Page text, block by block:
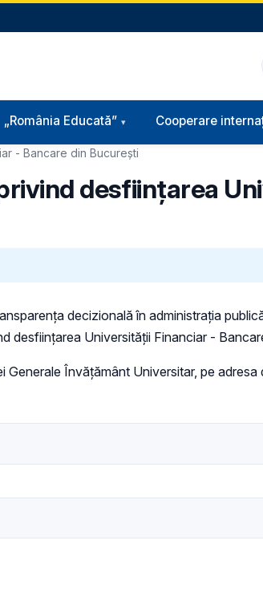
„România Educată” Cooperare
- Bancare din Bucureşti
desfiinţarea
decizională în administraţia
desfiinţarea Universității Financiar -
Generale Învățământ Universitar, pe adresa